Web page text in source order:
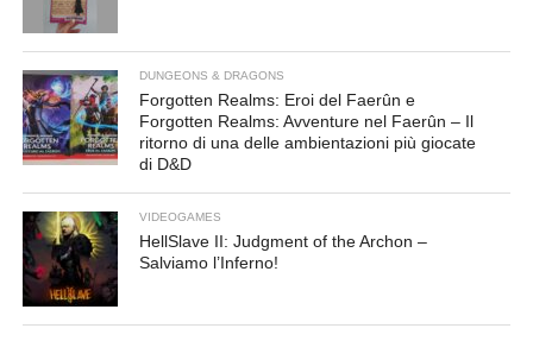
DUNGEONS & DRAGONS
Forgotten Realms: Eroi del Faerûn e
Forgotten Realms: Avventure nel Faerûn – Il
ritorno di una delle ambientazioni più giocate
di D&D
VIDEOGAMES
HellSlave II: Judgment of the Archon –
Salviamo l’Inferno!